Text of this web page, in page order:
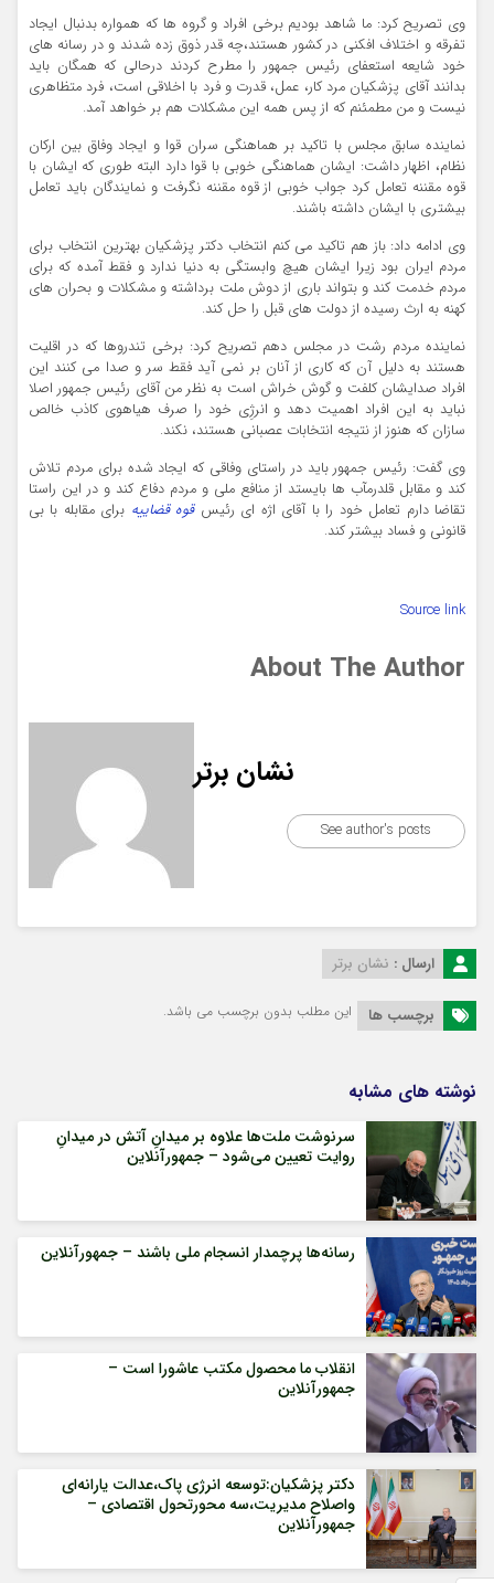
وی تصریح کرد: ما شاهد بودیم برخی افراد و گروه ها که همواره بدنبال ایجاد
تفرقه و اختلاف افکنی در کشور هستند،چه قدر ذوق زده شدند و در رسانه های
خود شایعه استعفای رئیس جمهور را مطرح کردند درحالی که همگان باید
بدانند آقای پزشکیان مرد کار، عمل، قدرت و فرد با اخلاقی است، فرد متظاهری
نیست و من مطمئنم که از پس همه این مشکلات هم بر خواهد آمد.
نماینده سابق مجلس با تاکید بر هماهنگی سران قوا و ایجاد وفاق بین ارکان
نظام، اظهار داشت: ایشان هماهنگی خوبی با قوا دارد البته طوری که ایشان با
قوه مقننه تعامل کرد جواب خوبی از قوه مقننه نگرفت و نمایندگان باید تعامل
بیشتری با ایشان داشته باشند.
وی ادامه داد: باز هم تاکید می کنم انتخاب دکتر پزشکیان بهترین انتخاب برای
مردم ایران بود زیرا ایشان هیچ وابستگی به دنیا ندارد و فقط آمده که برای
مردم خدمت کند و بتواند باری از دوش ملت برداشته و مشکلات و بحران های
کهنه به ارث رسیده از دولت های قبل را حل کند.
نماینده مردم رشت در مجلس دهم تصریح کرد: برخی تندروها که در اقلیت
هستند به دلیل آن که کاری از آنان بر نمی آید فقط سر و صدا می کنند این
افراد صدایشان کلفت و گوش خراش است به نظر من آقای رئیس جمهور اصلا
نباید به این افراد اهمیت دهد و انرژِی خود را صرف هیاهوی کاذب خالص
سازان که هنوز از نتیجه انتخابات عصبانی هستند، نکند.
وی گفت: رئیس جمهور باید در راستای وفاقی که ایجاد شده برای مردم تلاش
کند و مقابل قلدرمآب ها بایستد از منافع ملی و مردم دفاع کند و در این راستا
تقاضا دارم تعامل خود را با آقای اژه ای رئیسقوه قضاییه برای مقابله با بی
قانونی و فساد بیشتر کند.
Source link
About The Author
نشان برتر
See author's posts
ارسال : نشان برتر
برچسب ها این مطلب بدون برچسب می باشد.
نوشته های مشابه
سرنوشت ملت‌ها علاوه بر میدانِ آتش در میدانِ
روایت تعیین می‌شود – جمهورآنلاین
رسانه‌ها پرچمدار انسجام ملی باشند – جمهورآنلاین
انقلاب ما محصول مکتب عاشورا است –
جمهورآنلاین
دکتر پزشکیان:توسعه انرژی پاک،عدالت یارانه‌ای
واصلاح مدیریت،سه محورتحول اقتصادی –
جمهورآنلاین